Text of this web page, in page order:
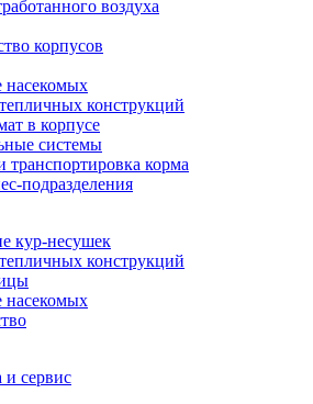
воздуха
корпусов
насекомых
конструкций
в корпусе
системы
транспортировка корма
подразделения
кур-несушек
конструкций
насекомых
сервис